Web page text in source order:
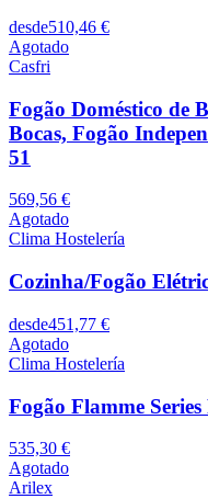
desde510,46 €
Agotado
Casfri
Fogão Doméstico de
Bocas, Fogão
51
569,56 €
Agotado
Clima Hostelería
Cozinha/Fogão
desde451,77 €
Agotado
Clima Hostelería
Fogão Flamme
535,30 €
Agotado
Arilex